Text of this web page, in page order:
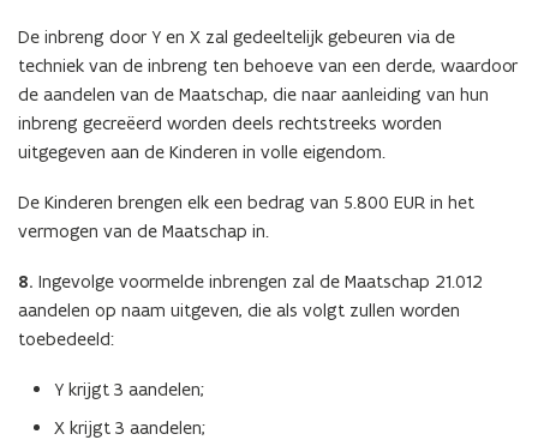
De inbreng door Y en X zal gedeeltelijk gebeuren via de
techniek van de inbreng ten behoeve van een derde, waardoor
de aandelen van de Maatschap, die naar aanleiding van hun
inbreng gecreëerd worden deels rechtstreeks worden
uitgegeven aan de Kinderen in volle eigendom.
De Kinderen brengen elk een bedrag van 5.800 EUR in het
vermogen van de Maatschap in.
8. Ingevolge voormelde inbrengen zal de Maatschap 21.012
aandelen op naam uitgeven, die als volgt zullen worden
toebedeeld:
Y krijgt 3 aandelen;
X krijgt 3 aandelen;